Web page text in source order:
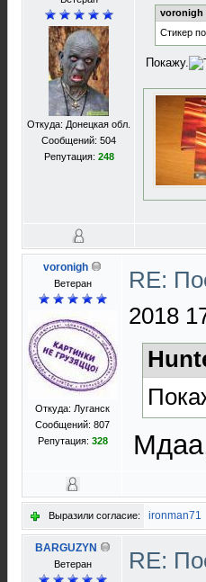
Откуда: Донецкая обл.
Сообщений: 504
Репутация: 248
voronigh
Стикер
Покажу.
voronigh
Ветеран
Откуда: Луганск
Сообщений: 807
Репутация: 328
RE:
2018
Выразили согласие: ironman71
BARGUZYN
Ветеран
RE: